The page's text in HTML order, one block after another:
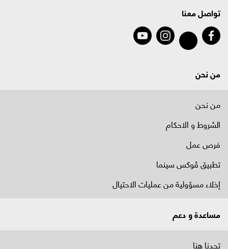
تواصل معنا
من نحن
من نحن
الشروط و الاحكام
فرص عمل
تطبيق ڤوكس سينما
إخلاء مسؤولية من عمليات الاحتيال
مساعدة و دعم
تجدنا هنا